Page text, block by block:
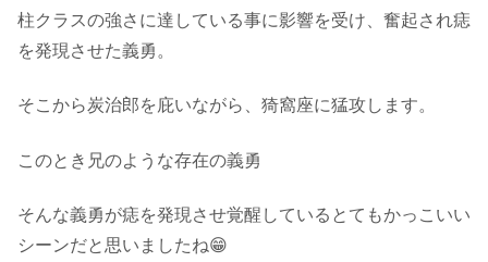
柱クラスの強さに達している事に影響を受け、奮起され痣
を発現させた義勇。
そこから炭治郎を庇いながら、猗窩座に猛攻します。
このとき兄のような存在の義勇
そんな義勇が痣を発現させ覚醒しているとてもかっこいい
シーンだと思いましたね😁